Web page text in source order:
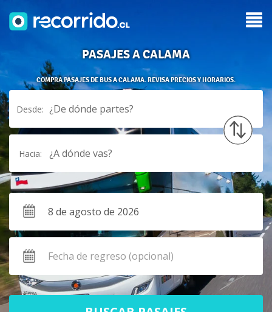
PASAJES A CALAMA
COMPRA PASAJES DE BUS A CALAMA. REVISA PRECIOS Y HORARIOS.
Desde: ¿De dónde partes?
Hacia: ¿A dónde vas?